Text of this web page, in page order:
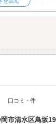
を存分に味わえま
望めます。さらに
たモニュメント
には幻想的なイ
海岸一体に広がる
満喫したらラブ
ているほか、「
そくチェックしてみ
うち4
口コミ - 件
市清水区鳥坂